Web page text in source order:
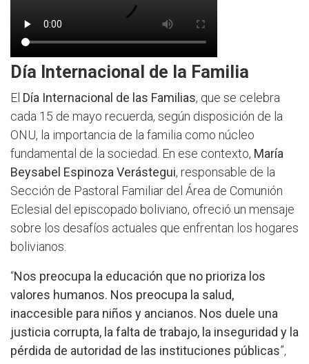
Día Internacional de la Familia
El Día Internacional de las Familias, que se celebra
cada 15 de mayo recuerda, según disposición de la
ONU, la importancia de la familia como núcleo
fundamental de la sociedad. En ese contexto, María
Beysabel Espinoza Verástegui, responsable de la
Sección de Pastoral Familiar del Área de Comunión
Eclesial del episcopado boliviano, ofreció un mensaje
sobre los desafíos actuales que enfrentan los hogares
bolivianos.
“Nos preocupa la educación que no prioriza los
valores humanos. Nos preocupa la salud,
inaccesible para niños y ancianos. Nos duele una
justicia corrupta, la falta de trabajo, la inseguridad y la
pérdida de autoridad de las instituciones públicas”,